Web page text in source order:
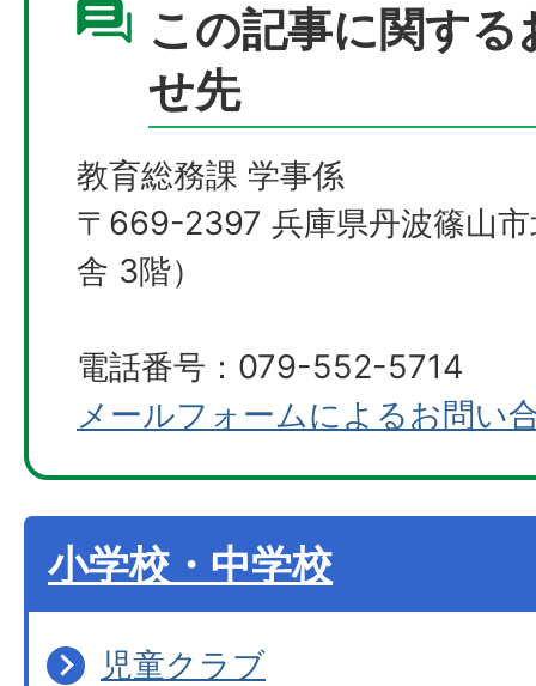
この記事に関する
せ先
教育総務課 学事係
〒669-2397 兵庫県丹波篠山
舎 3階）
電話番号：079-552-5714
メールフォームによるお問い
小学校・中学校
児童クラブ